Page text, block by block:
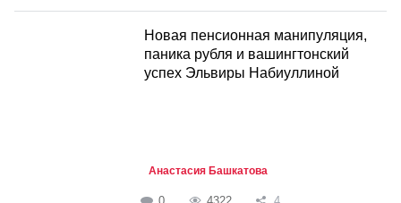
Новая пенсионная манипуляция,
паника рубля и вашингтонский
успех Эльвиры Набиуллиной
Анастасия Башкатова